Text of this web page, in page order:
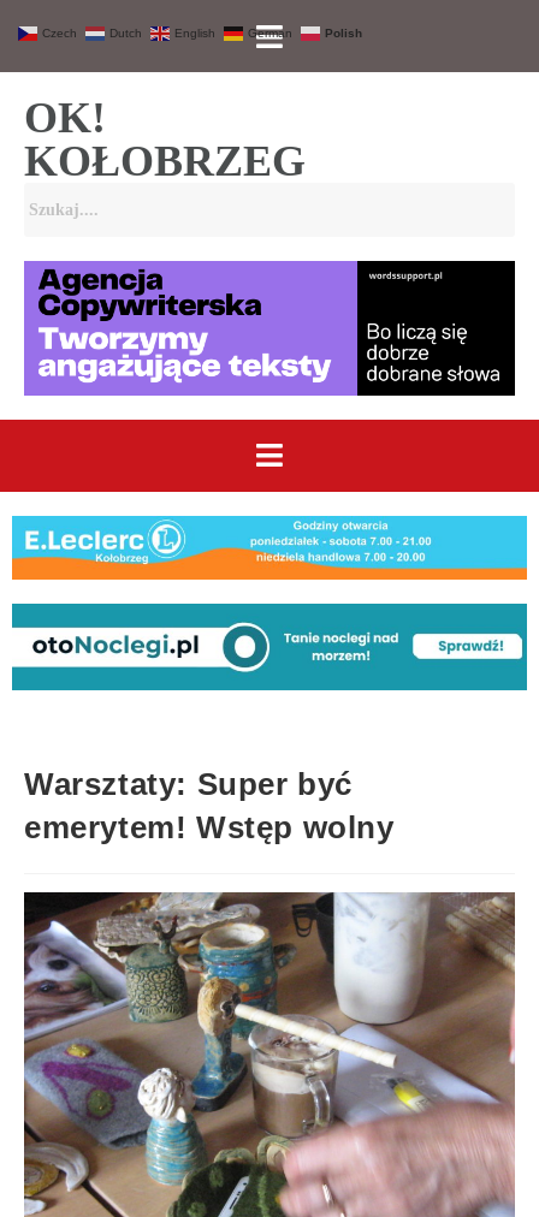
OK!
KOŁOBRZEG
Warsztaty: Super być
emerytem! Wstęp wolny
Czech Dutch English German Polish